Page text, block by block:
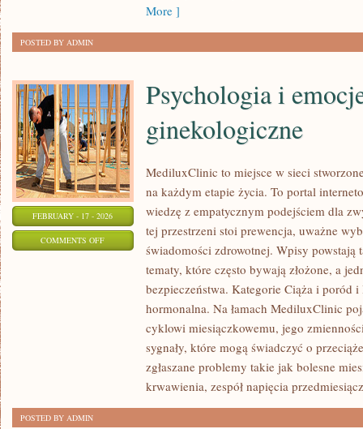
More ]
POSTED BY ADMIN
FEBRUARY - 17 - 2026
COMMENTS OFFON
GINEKOLOGICZNE
Psychologia i
ginekologiczne
MediluxClinic to miejsce w sieci
na każdym etapie życia. To portal
wiedzę z empatycznym podejściem dla
tej przestrzeni stoi prewencja, uważne
świadomości zdrowotnej. Wpisy powstają
tematy, które często bywają złożone, a
bezpieczeństwa. Kategorie Ciąża i poród
hormonalna. Na łamach MediluxClinic
cyklowi miesiączkowemu, jego
sygnały, które mogą świadczyć o
zgłaszane problemy takie jak bolesne
krwawienia, zespół napięcia
POSTED BY ADMIN